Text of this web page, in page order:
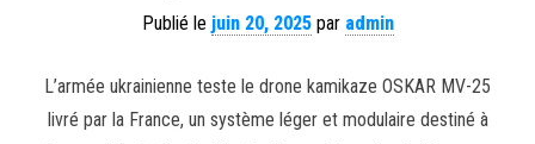
Publié le juin 20, 2025par admin
L’armée ukrainienne teste le drone kamikaze OSKAR MV-25
livré par la France, un système léger et modulaire destiné à